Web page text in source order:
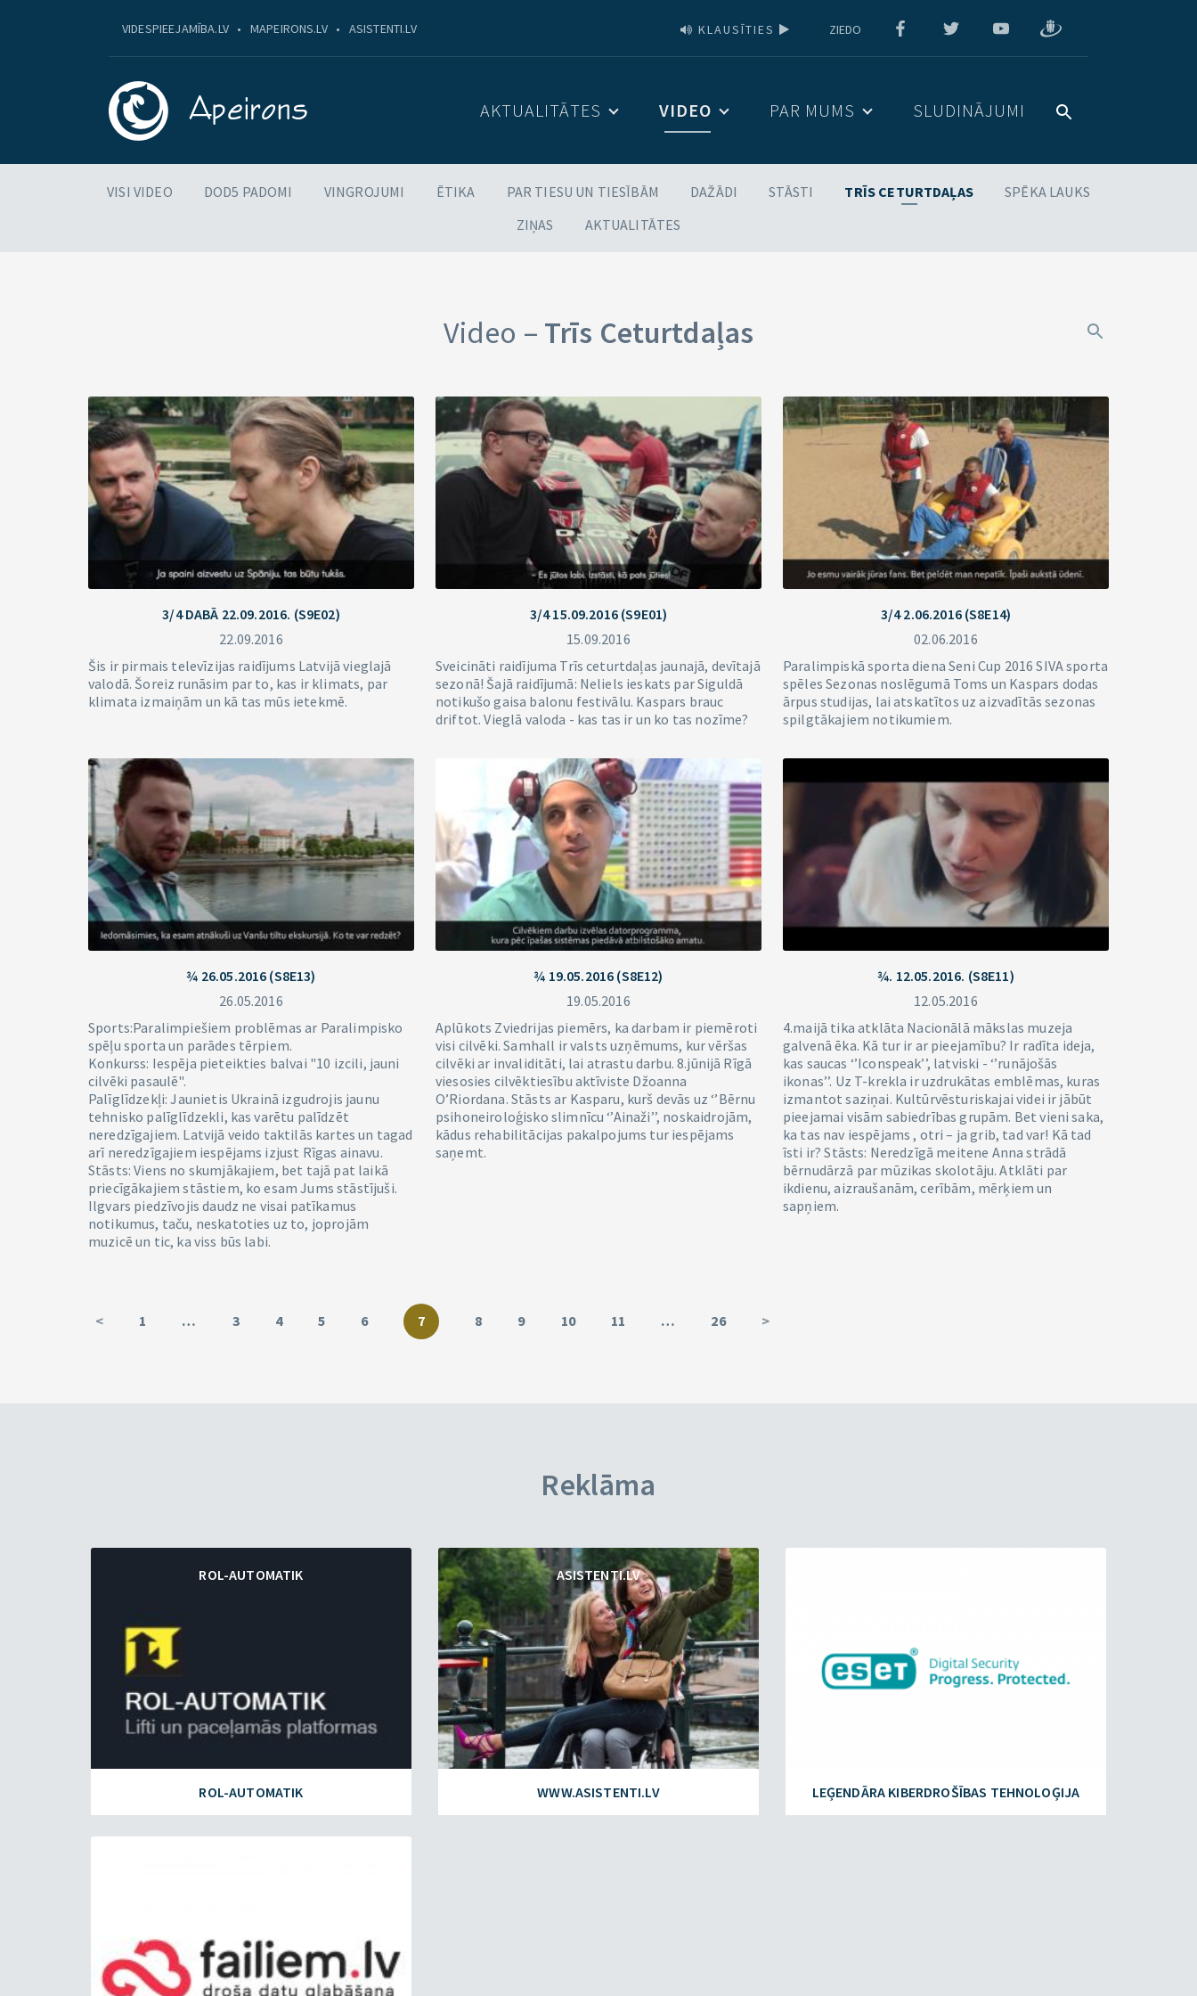
VIDESPIEEJAMĪBA.LV MAPEIRONS.LV ASISTENTI.LV KLAUSĪTIES ZIEDO
AKTUALITĀTES VIDEO PAR MUMS SLUDINĀJUMI
VISI VIDEO DOD5 PADOMI VINGROJUMI ĒTIKA PAR TIESU UN TIESĪBĀM DAŽĀDI STĀSTI TRĪS CETURTDAĻAS
SPĒKA LAUKS
ZIŅAS
AKTUALITĀTES
Video – Trīs Ceturtdaļas
3/4 DABĀ 22.09.2016. (S9E02)
22.09.2016
Šis ir pirmais televīzijas raidījums Latvijā vieglajā
valodā. Šoreiz runāsim par to, kas ir klimats, par
klimata izmaiņām un kā tas mūs ietekmē.
3/4 15.09.2016 (S9E01)
15.09.2016
Sveicināti raidījuma Trīs ceturtdaļas jaunajā, devītajā
sezonā! Šajā raidījumā: Neliels ieskats par Siguldā
notikušo gaisa balonu festivālu. Kaspars brauc
driftot. Vieglā valoda - kas tas ir un ko tas nozīme?
3/4 2.06.2016 (S8E14)
02.06.2016
Paralimpiskā sporta diena Seni Cup 2016 SIVA sporta
spēles Sezonas noslēgumā Toms un Kaspars dodas
ārpus studijas, lai atskatītos uz aizvadītās sezonas
spilgtākajiem notikumiem.
¾ 26.05.2016 (S8E13)
26.05.2016
Sports:Paralimpiešiem problēmas ar Paralimpisko
spēļu sporta un parādes tērpiem.
Konkurss: Iespēja pieteikties balvai "10 izcili, jauni
cilvēki pasaulē".
Palīglīdzekļi: Jaunietis Ukrainā izgudrojis jaunu
tehnisko palīglīdzekli, kas varētu palīdzēt
neredzīgajiem. Latvijā veido taktilās kartes un tagad
arī neredzīgajiem iespējams izjust Rīgas ainavu.
Stāsts: Viens no skumjākajiem, bet tajā pat laikā
priecīgākajiem stāstiem, ko esam Jums stāstījuši.
Ilgvars piedzīvojis daudz ne visai patīkamus
notikumus, taču, neskatoties uz to, joprojām
muzicē un tic, ka viss būs labi.
¾ 19.05.2016 (S8E12)
19.05.2016
Aplūkots Zviedrijas piemērs, ka darbam ir piemēroti
visi cilvēki. Samhall ir valsts uzņēmums, kur vēršas
cilvēki ar invaliditāti, lai atrastu darbu. 8.jūnijā Rīgā
viesosies cilvēktiesību aktīviste Džoanna
O’Riordana. Stāsts ar Kasparu, kurš devās uz ‘’Bērnu
psihoneiroloģisko slimnīcu ‘’Ainaži’’, noskaidrojām,
kādus rehabilitācijas pakalpojums tur iespējams
saņemt.
¾. 12.05.2016. (S8E11)
12.05.2016
4.maijā tika atklāta Nacionālā mākslas muzeja
galvenā ēka. Kā tur ir ar pieejamību? Ir radīta ideja,
kas saucas ‘’Iconspeak’’, latviski - ‘’runājošās
ikonas’’. Uz T-krekla ir uzdrukātas emblēmas, kuras
izmantot saziņai. Kultūrvēsturiskajai videi ir jābūt
pieejamai visām sabiedrības grupām. Bet vieni saka,
ka tas nav iespējams , otri – ja grib, tad var! Kā tad
īsti ir? Stāsts: Neredzīgā meitene Anna strādā
bērnudārzā par mūzikas skolotāju. Atklāti par
ikdienu, aizraušanām, cerībām, mērķiem un
sapņiem.
< 1 … 3 4 5 6 7 8 9 10 11 … 26 >
Reklāma
ROL-AUTOMATIK
ROL-AUTOMATIK
ASISTENTI.LV
WWW.ASISTENTI.LV LEĢENDĀRA KIBERDROŠĪBAS TEHNOLOĢIJA